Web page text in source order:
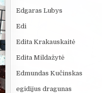
Edgaras Lubys
Edi
Edita Krakauskaitė
Edita Mildažytė
Edmundas Kučinskas
egidijus dragunas